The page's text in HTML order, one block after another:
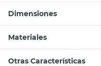
Dimensiones
Materiales
Otras Características